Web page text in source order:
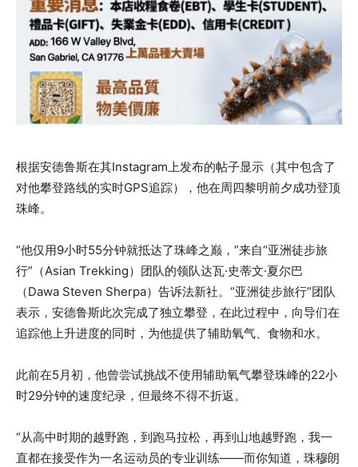
根据安德鲁斯在其Instagram上发布的帖子显示（其中包含了
对他攀登路线的实时GPS追踪），他在周四黎明前夕成功登顶
珠峰。
“他仅用9小时55分钟就抵达了珠峰之巅，”来自“亚洲徒步旅
行”（Asian Trekking）团队的领队达瓦·史蒂文·夏尔巴
（Dawa Steven Sherpa）告诉法新社。“亚洲徒步旅行”团队
表示，安德鲁斯此次完成了独立攀登，在此过程中，向导们在
追踪他上升进度的同时，为他提供了辅助氧气、食物和水。
此前在5月初，他曾尝试挑战不使用辅助氧气攀登珠峰的22小
时29分钟的速度纪录，但最终不得不折返。
“从高中时期的越野跑，到跑马拉松，再到山地越野跑，我一
直都在接受作为一名运动员的专业训练——而你知道，珠穆朗